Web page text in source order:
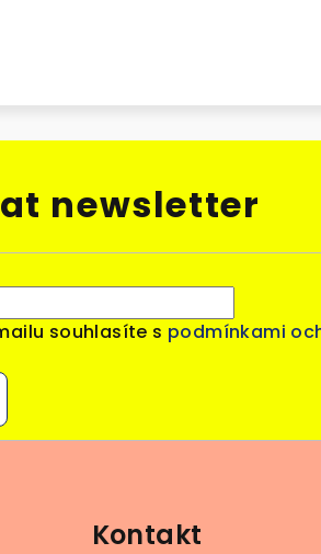
newsletter
souhlasíte s podmínkami
Kontakt